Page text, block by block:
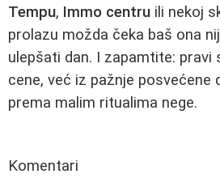
Tempu, Immo centru ili nekoj
prolazu možda čeka baš ona
ulepšati dan. I zapamtite: pravi
cene, već iz pažnje posvećene
prema malim ritualima nege.
Komentari